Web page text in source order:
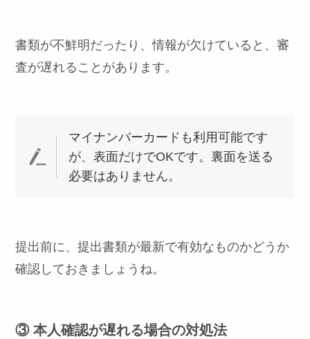
書類が不鮮明だったり、情報が欠けていると、審
査が遅れることがあります。
マイナンバーカードも利用可能です
が、表面だけでOKです。裏面を送る
必要はありません。
提出前に、提出書類が最新で有効なものかどうか
確認しておきましょうね。
③ 本人確認が遅れる場合の対処法